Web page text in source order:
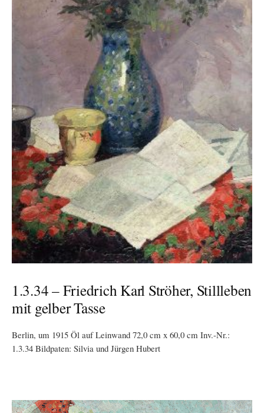
1.3.34 – Friedrich Karl Ströher, Stillleben
mit gelber Tasse
Berlin, um 1915 Öl auf Leinwand 72,0 cm x 60,0 cm Inv.-Nr.:
1.3.34 Bildpaten: Silvia und Jürgen Hubert